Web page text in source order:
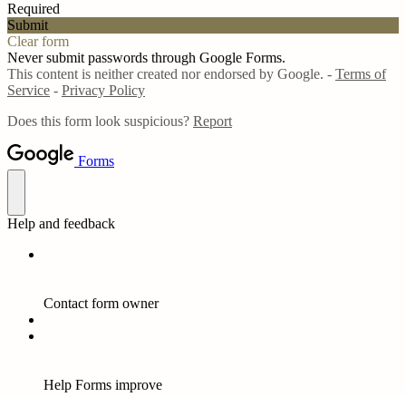
Required
Submit
Clear form
Never submit passwords through Google Forms.
This content is neither created nor endorsed by Google. - Terms of
Service - Privacy Policy
Does this form look suspicious? Report
Forms
Help and feedback
Contact form owner
Help Forms improve